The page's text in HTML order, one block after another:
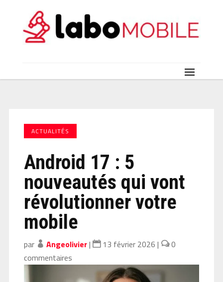
ACTUALITÉS
Android 17 : 5
nouveautés qui vont
révolutionner votre
mobile
par Angeolivier| 13 février 2026 |
0
commentaires